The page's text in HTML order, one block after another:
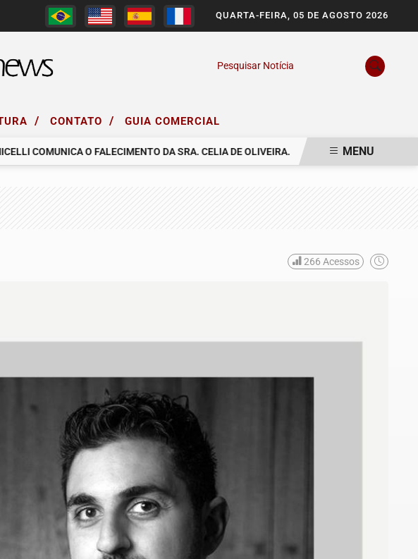
QUARTA-FEIRA, 05 DE AGOSTO 2026
Pesquisar Notícia
/ CONTATO / GUIA COMERCIAL
COMUNICA O FALECIMENTO DA SRA. CELIA DE OLIVEIRA. COMUNICAMOS O
MENU
266 Acessos